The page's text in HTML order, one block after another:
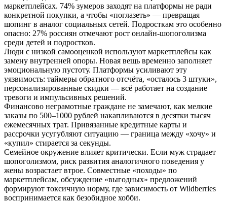
маркетплейсах. 74% зумеров заходят на платформы не ради
конкретной покупки, а чтобы «поглазеть» — превращая
шопинг в аналог социальных сетей. Подросткам это особенно
опасно: 27% россиян отмечают рост онлайн-шопоголизма
среди детей и подростков.
Люди с низкой самооценкой используют маркетплейсы как
замену внутренней опоры. Новая вещь временно заполняет
эмоциональную пустоту. Платформы усиливают эту
уязвимость: таймеры обратного отсчёта, «осталось 3 штуки»,
персонализированные скидки — всё работает на создание
тревоги и импульсивных решений.
Финансово неграмотные граждане не замечают, как мелкие
заказы по 500–1000 рублей накапливаются в десятки тысяч
ежемесячных трат. Привязанные кредитные карты и
рассрочки усугубляют ситуацию — граница между «хочу» и
«купил» стирается за секунды.
Семейное окружение влияет критически. Если муж страдает
шопоголизмом, риск развития аналогичного поведения у
жены возрастает втрое. Совместные «походы» по
маркетплейсам, обсуждение «выгодных» предложений
формируют токсичную норму, где зависимость от Wildberries
воспринимается как безобидное хобби.